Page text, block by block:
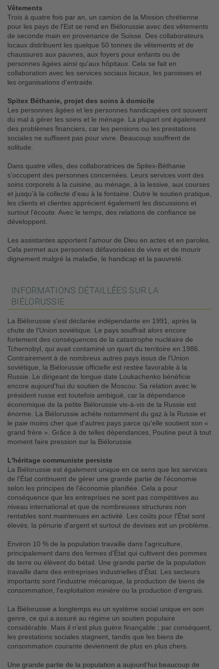
Vêtements
Trois à quatre fois par an, un camion de la Mission chrétienne
pour les pays de l'Est se rend en Biélorussie avec des vêtements
de seconde main en provenance de Suisse. Des collaborateurs
locaux distribuent les quelque 50 tonnes de vêtements et de
chaussures aux pauvres, aux foyers pour enfants ou de
personnes âgées ainsi qu'aux hôpitaux. Cela se fait en
collaboration avec les services sociaux locaux, les paroisses et
les organisations d'entraide.
Spitex Béthanie, projet des soins à domicile
Les personnes âgées et les personnes handicapées ont souvent
du mal à gérer les soins et le ménage. La plupart ont également
des problèmes financiers, car les pensions ou les prestations
sociales ne suffisent pas pour vivre. Beaucoup souffrent de
solitude.
Dans quatre villes, des collaboratrices de Spitex-Béthanie
s'occupent des personnes concernées. Leurs services vont des
soins corporels à la cuisine, au ménage, à la lessive, aux courses
et jusqu’à la collecte d'eau à la fontaine. Outre le soutien pratique,
les clients et clientes apprécient également les discussions et
surtout l'écoute. Avec le temps, des relations de confiance se
développent.
Les assistantes apportent l'amour de Dieu en actes et en paroles.
Cela permet aux personnes défavorisées de vivre et de mourir
dignement malgré la maladie, le handicap et la pauvreté.
INFORMATIONS DÉTAILLÉES SUR LA
BIÉLORUSSIE
La Biélorussie s'est déclarée indépendante en 1991, après la
chute de l'Union soviétique. Le pays souffrait alors encore
fortement des conséquences de la catastrophe nucléaire de
Tchernobyl, qui avait contaminé un quart du territoire en 1986.
Contrairement à de nombreux autres pays issus de l'Union
soviétique, la Biélorussie officielle est restée favorable à la
Russie. Le dirigeant de longue date Loukachenko bénéficie
encore aujourd'hui du soutien de Moscou. Sa relation avec le
président russe est toutefois ambiguë, car la dépendance
économique de la petite Biélorussie vis-à-vis de la Russie est
énorme. La Biélorussie achète notamment du gaz à la Russie et
le paie moins cher que d'autres pays parce qu'elle soutient son «
grand frère ». Grâce à de telles dépendances, Poutine peut à tout
moment faire pression sur la Biélorussie.
L'héritage communiste persiste
La Biélorussie est également unique en ce sens que les services
de l'État continuent de gérer une grande partie de l'économie
selon les principes de l'économie planifiée. Cela a pour
conséquence que les entreprises ne sont pas compétitives au
niveau international et que de nombreuses structures non
rentables sont maintenues en activité. Les coûts pour l'État sont
élevés, la pénurie d'argent et surtout de devises est un problème.
Environ 10 % de la population travaille dans l'agriculture,
principalement dans des fermes d'État qui cultivent des pommes
de terre ou élèvent du bétail. Une grande partie de la population
travaille dans des entreprises industrielles d'État. Les secteurs
importants sont l'industrie mécanique, la production de biens de
consommation, l'exploitation minière ou la production d'engrais.
La Biélorussie a longtemps eu un système social unique en son
genre, ce qui a assuré au régime un soutien populaire
considérable. Mais il n'est plus guère finançable ; par conséquent,
les prestations sociales stagnent, tandis que les biens de
consommation courante deviennent de plus en plus chers.
Une grande partie de la population a aujourd'hui beaucoup de